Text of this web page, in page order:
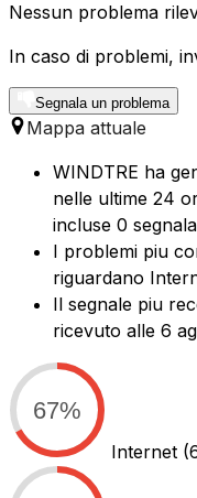
Nessun problema
In caso di problemi,
Segnala un problema
Mappa attuale
WINDTRE ha
nelle ultime 24
incluse 0
I problemi piu
riguardano
Il segnale piu
ricevuto alle 6
67%
Internet